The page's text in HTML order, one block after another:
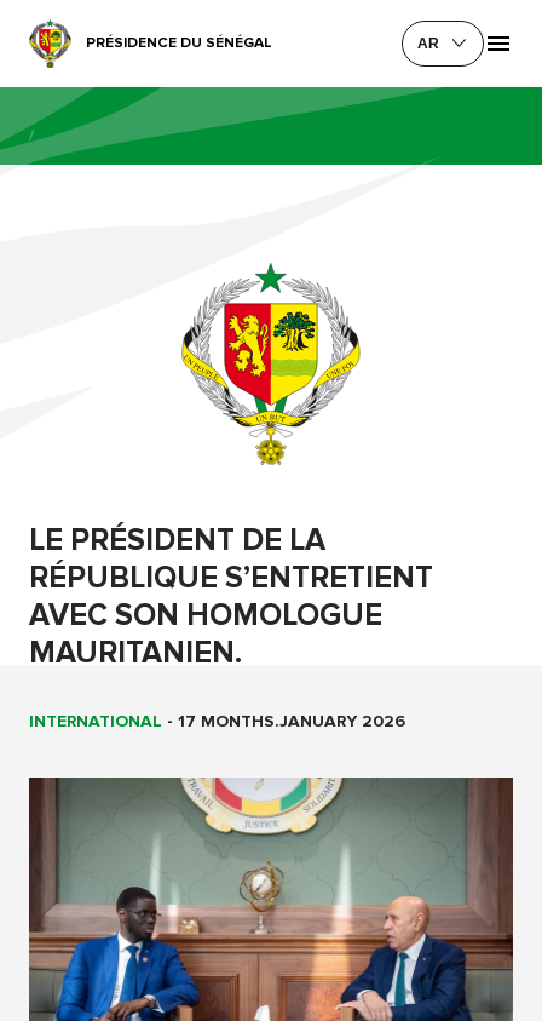
PRÉSIDENCE DU SÉNÉGAL AR
/
LE PRÉSIDENT DE LA
RÉPUBLIQUE S’ENTRETIENT
AVEC SON HOMOLOGUE
MAURITANIEN.
INTERNATIONAL - 17 MONTHS.JANUARY 2026